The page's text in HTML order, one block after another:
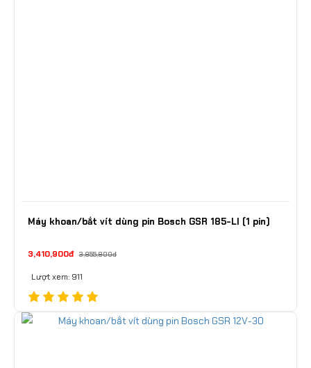
Máy khoan/bắt vít dùng pin Bosch GSR 185-LI (1 pin)
3,410,900đ 3,855,800đ
Lượt xem: 911